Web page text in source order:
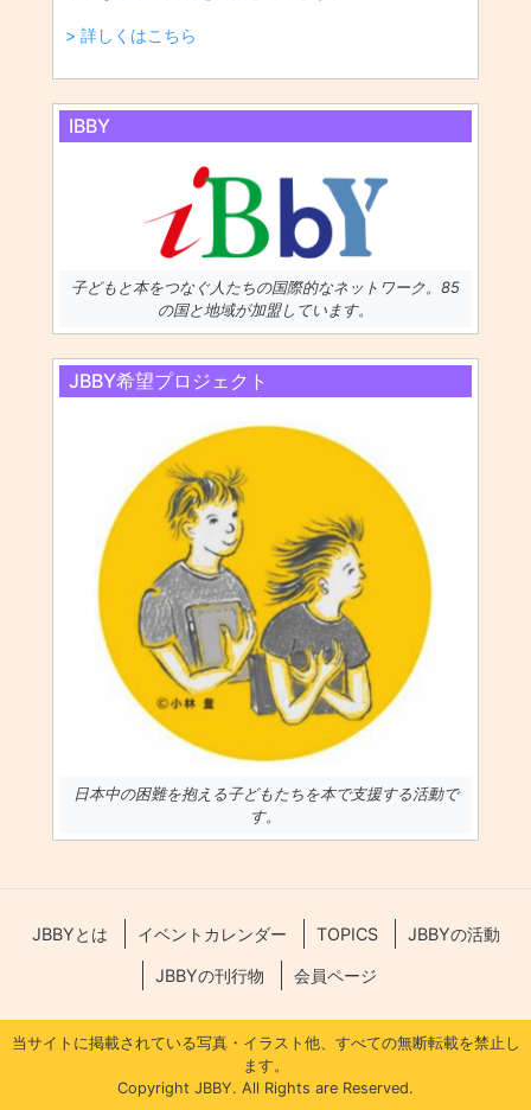
> 詳しくはこちら
IBBY
子どもと本をつなぐ人たちの国際的なネットワーク。85
の国と地域が加盟しています。
JBBY希望プロジェクト
日本中の困難を抱える子どもたちを本で支援する活動で
す。
JBBYとは イベントカレンダー TOPICS JBBYの活動
JBBYの刊行物 会員ページ
当サイトに掲載されている写真・イラスト他、すべての無断転載を禁止し
ます。
Copyright JBBY. All Rights are Reserved.